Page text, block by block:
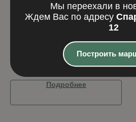
WIESMOOR kohle-bunt
Подробнее
Мы переехали в
Ждем Вас по адресу
12
Построить